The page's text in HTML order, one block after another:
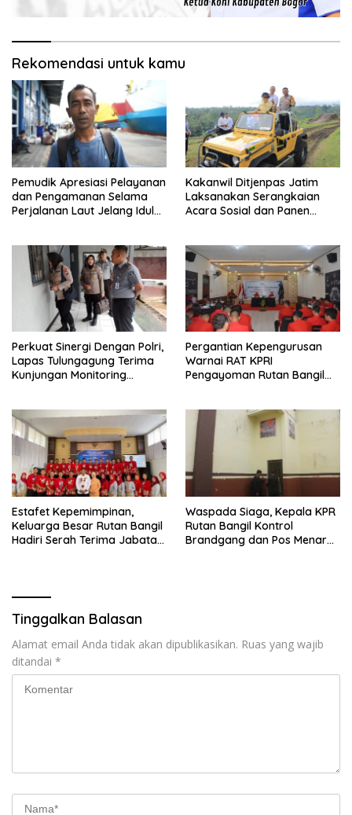
Rekomendasi untuk kamu
Pemudik Apresiasi Pelayanan
dan Pengamanan Selama
Perjalanan Laut Jelang Idul
Kakanwil Ditjenpas Jatim
Laksanakan Serangkaian
Acara Sosial dan Panen
Perkuat Sinergi Dengan Polri,
Lapas Tulungagung Terima
Kunjungan Monitoring
Pergantian Kepengurusan
Warnai RAT KPRI
Pengayoman Rutan Bangil
Estafet Kepemimpinan,
Keluarga Besar Rutan Bangil
Hadiri Serah Terima Jabatan
Waspada Siaga, Kepala KPR
Rutan Bangil Kontrol
Brandgang dan Pos Menara
Tinggalkan Balasan
Alamat email Anda tidak akan dipublikasikan. Ruas yang wajib
ditandai *